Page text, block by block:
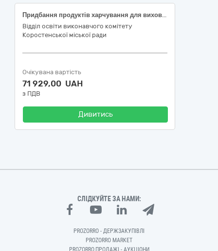
Придбання продуктів харчування для вихованців закладів дошкільної освіти Коростенської міської територіальної громади у 2026 році (капуста, морква, буряк)
Відділ освіти виконавчого комітету
Коростенської міської ради
Очікувана вартість
71 929,00 UAH
з ПДВ
Дивитись
СЛІДКУЙТЕ ЗА НАМИ:
PROZORRO - ДЕРЖЗАКУПІВЛІ
PROZORRO MARKET
PROZORRO.ПРОДАЖІ - АУКЦІОНИ